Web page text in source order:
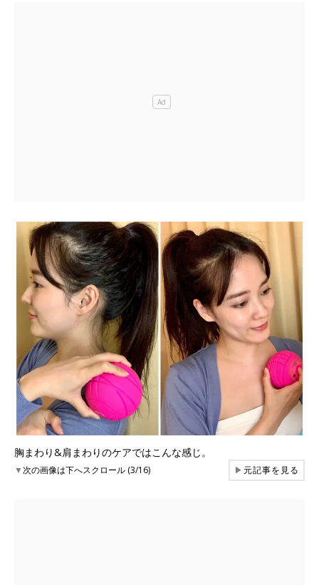
胸まわり&肩まわりのケアではこんな感じ。
▼次の画像は下へスクロール (3/16) ▶元記事を見る